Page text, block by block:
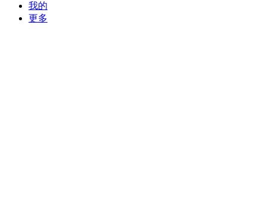
我的
更多